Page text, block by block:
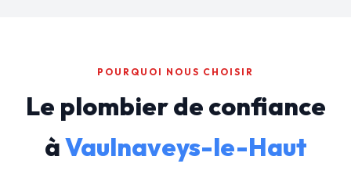
POURQUOI NOUS CHOISIR
Le plombier de confiance
àVaulnaveys-le-Haut